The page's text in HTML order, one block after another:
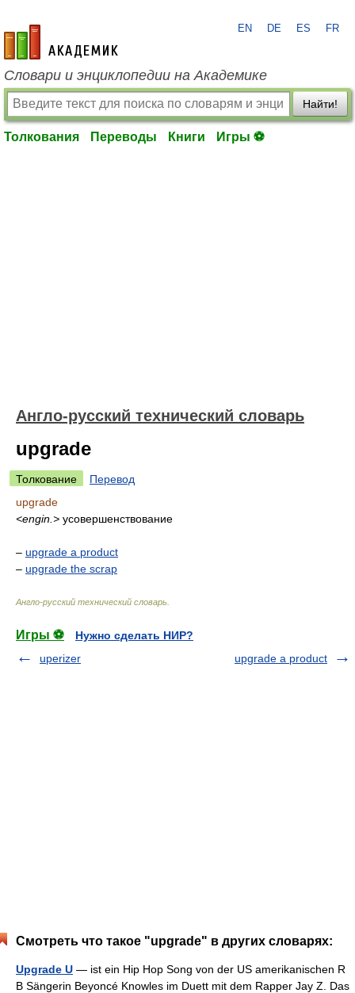
academic.ru
EN DE ES FR
Словари и энциклопедии на Академике
Найти!
Толкования Переводы Книги Игры ⚽
Англо-русский технический словарь
upgrade
Толкование
Перевод
upgrade
<engin.> усовершенствование
– upgrade a product
– upgrade the scrap
Англо-русский технический словарь
Игры ⚽
Нужно сделать НИР?
uperizer
upgrade a product
Смотреть что такое "upgrade" в других словарях:
Upgrade U — ist ein Hip Hop Song von der US amerikanischen R
B Sängerin Beyoncé Knowles im Duett mit dem Rapper Jay Z. Das